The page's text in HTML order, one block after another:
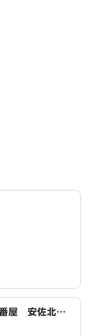
屋 安佐北区